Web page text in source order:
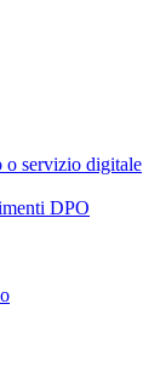
o servizio digitale
DPO